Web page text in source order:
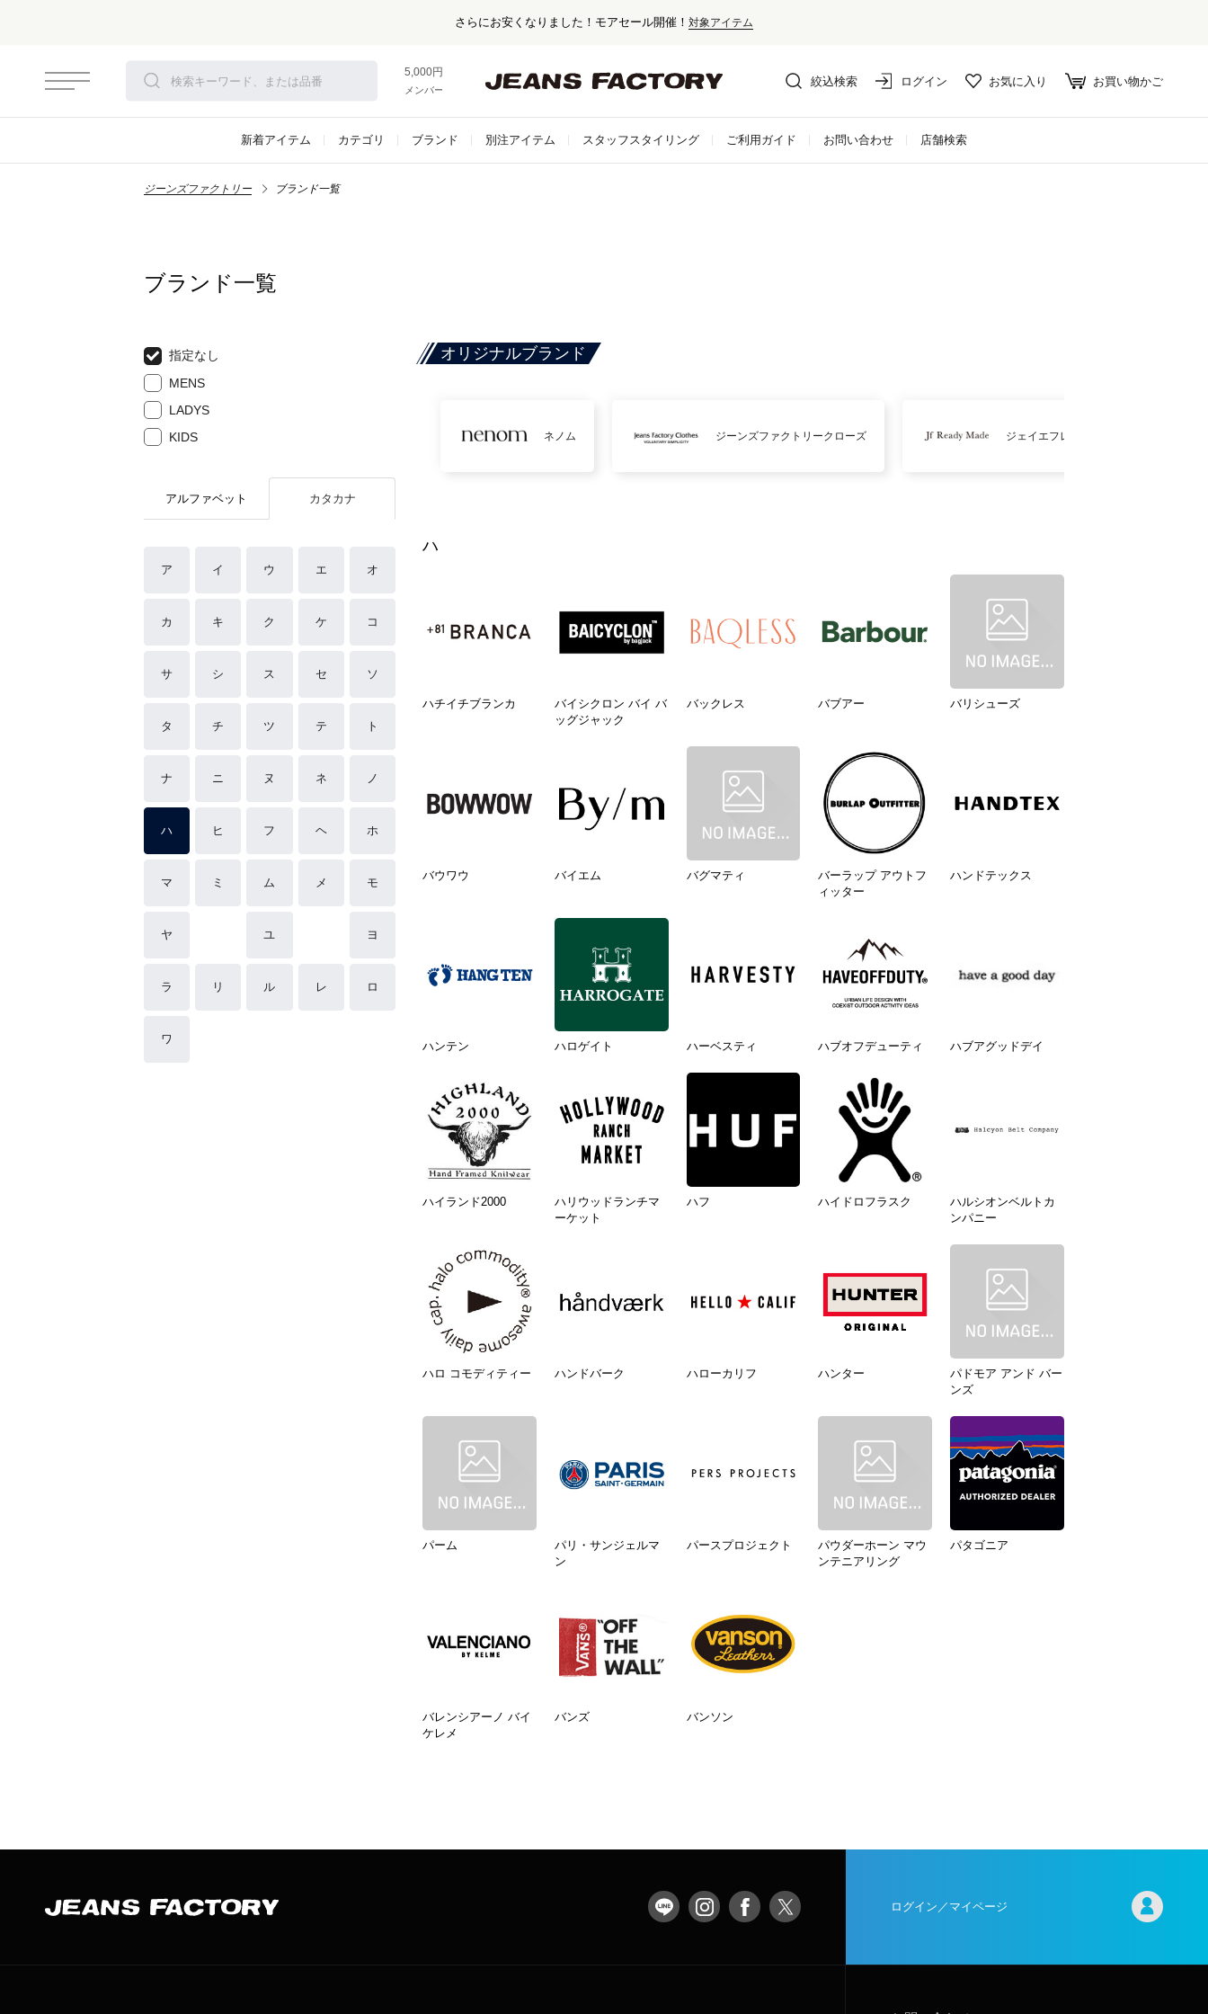
5,000円以上お買い上げで送料無料！
メンバー登録でお得な情報をゲット。さらに詳しく
絞込検索 ログイン お気に入り お買い物かご
新着アイテム カテゴリ ブランド 別注アイテム スタッフスタイリング ご利用ガイド お問い合わせ 店舗検索
ジーンズファクトリー ブランド一覧
ブランド一覧
指定なし
MENS
LADYS
KIDS
アルファベット カタカナ
ア イ ウ エ オ
カ キ ク ケ コ
サ シ ス セ ソ
タ チ ツ テ ト
ナ ニ ヌ ネ ノ
ハ ヒ フ ヘ ホ
マ ミ ム メ モ
ヤ ユ ヨ
ラ リ ル レ ロ
ワ
オリジナルブランド
ネノム ジーンズファクトリークローズ ジェイエフレディメイド
ハ
ハチイチブランカ
バイシクロン バイ バ
ッグジャック
バックレス バブアー バリシューズ
バウワウ バイエム バグマティ
バーラップ アウトフ
ィッター
ハンドテックス
ハンテン ハロゲイト ハーベスティ ハブオフデューティ ハブアグッドデイ
ハイランド2000
ハリウッドランチマ
ーケット
ハフ ハイドロフラスク
ハルシオンベルトカ
ンパニー
ハロ コモディティー ハンドバーク ハローカリフ ハンター
パドモア アンド バー
ンズ
パーム
パリ・サンジェルマ
ン
パースプロジェクト
パウダーホーン マウ
ンテニアリング
パタゴニア
バレンシアーノ バイ
ケレメ
バンズ バンソン
ログイン／マイページ